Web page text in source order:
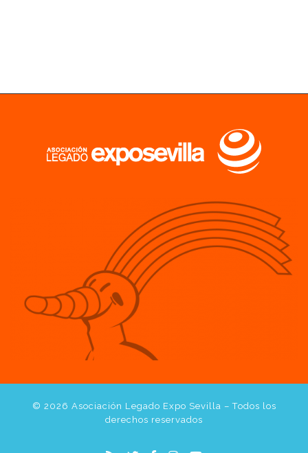
© 2026 Asociación Legado Expo Sevilla – Todos los
derechos reservados